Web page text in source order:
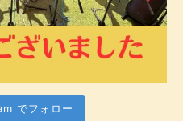
でフォロー